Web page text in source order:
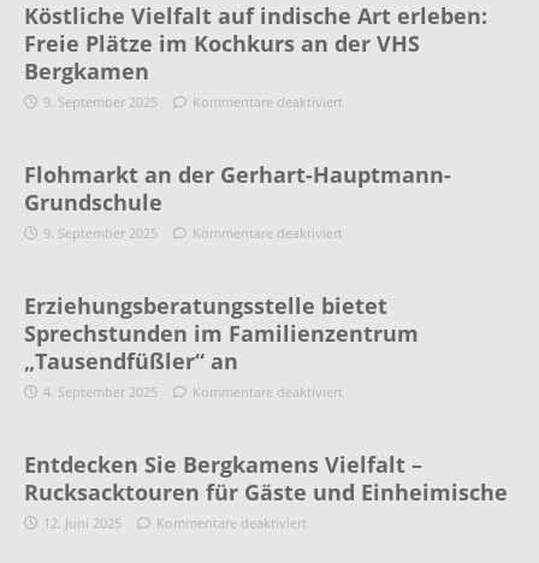
Köstliche Vielfalt auf indische Art erleben:
Freie Plätze im Kochkurs an der VHS
Bergkamen
9. September 2025 Kommentare deaktiviert
Flohmarkt an der Gerhart-Hauptmann-
Grundschule
9. September 2025 Kommentare deaktiviert
Erziehungsberatungsstelle bietet
Sprechstunden im Familienzentrum
„Tausendfüßler“ an
4. September 2025 Kommentare deaktiviert
Entdecken Sie Bergkamens Vielfalt –
Rucksacktouren für Gäste und Einheimische
12. Juni 2025 Kommentare deaktiviert